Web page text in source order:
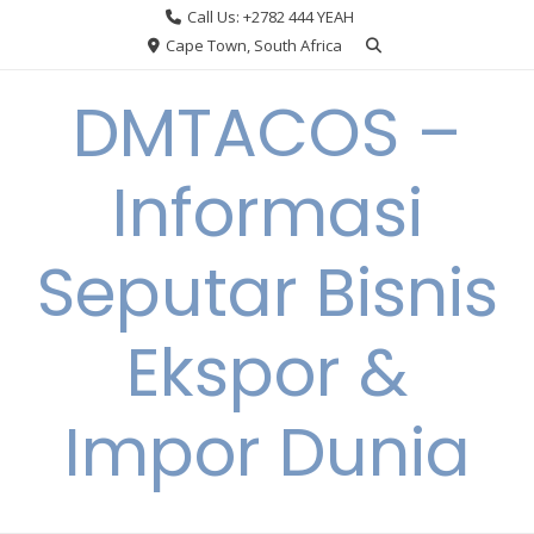
Call Us: +2782 444 YEAH
Cape Town, South Africa
DMTACOS –
Informasi
Seputar Bisnis
Ekspor &
Impor Dunia